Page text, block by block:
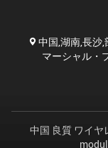
中国,湖南,長沙
マーシャル・
中国 良質 ワイヤ